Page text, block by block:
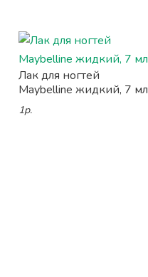
Лак для ногтей
Maybelline жидкий, 7 мл
1р.